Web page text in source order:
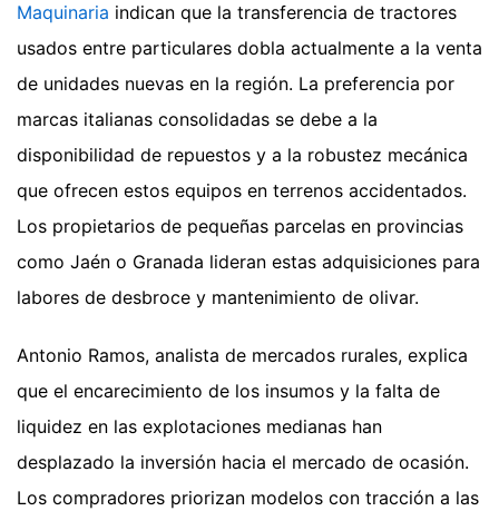
Maquinaria indican que la transferencia de tractores
usados entre particulares dobla actualmente a la venta
de unidades nuevas en la región. La preferencia por
marcas italianas consolidadas se debe a la
disponibilidad de repuestos y a la robustez mecánica
que ofrecen estos equipos en terrenos accidentados.
Los propietarios de pequeñas parcelas en provincias
como Jaén o Granada lideran estas adquisiciones para
labores de desbroce y mantenimiento de olivar.
Antonio Ramos, analista de mercados rurales, explica
que el encarecimiento de los insumos y la falta de
liquidez en las explotaciones medianas han
desplazado la inversión hacia el mercado de ocasión.
Los compradores priorizan modelos con tracción a las